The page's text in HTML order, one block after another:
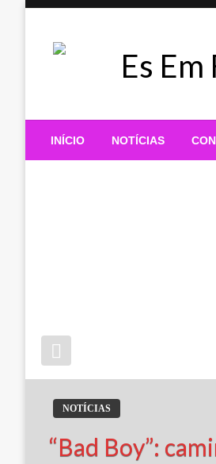
Es Em Foco
INÍCIO NOTÍCIAS
NOTÍCIAS
“Bad Boy”: